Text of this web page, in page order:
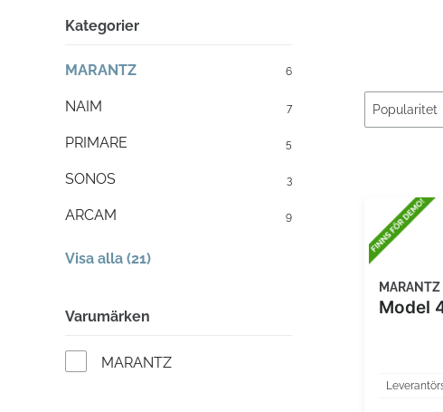
Kategorier
MARANTZ 6
NAIM 7
PRIMARE 5
SONOS 3
ARCAM 9
Visa alla (21)
Varumärken
MARANTZ
MARANTZ
Model